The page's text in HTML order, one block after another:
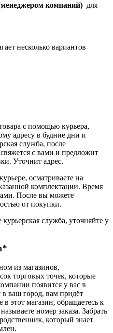
компаний) для
несколько вариантов
с помощью курьера,
адресу в будние дни и
служба, после
с вами и предложит
Уточнит адрес.
осматриваете на
комплектации. Время
После вы можете
от покупки.
служба, уточняйте у
из магазинов,
торговых точек, которые
появится у вас в
в ваш город, вам придёт
этот магазин, обращаетесь к
номер заказа. Забрать
который знает